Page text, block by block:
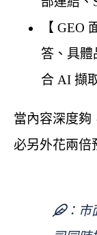
【 GEO
答、具體
合 AI 擷
當內容深度夠
必另外花兩倍
市